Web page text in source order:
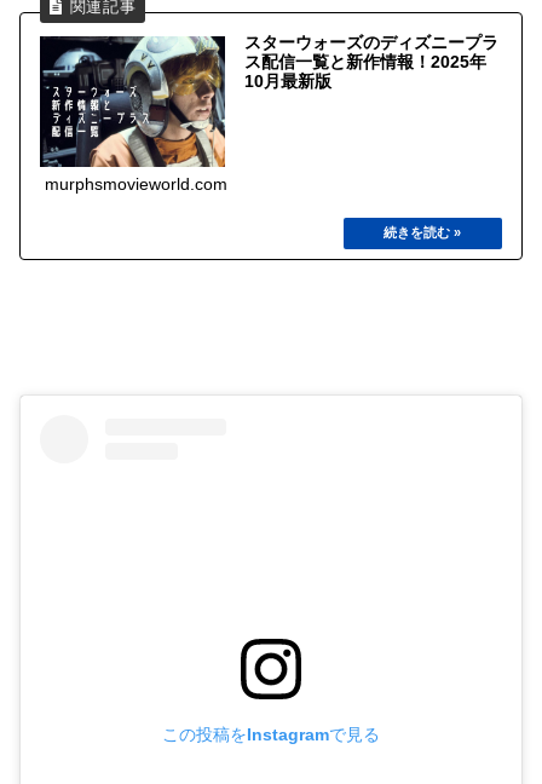
スターウォーズのディズニープラ
ス配信一覧と新作情報！2025年
10月最新版
murphsmovieworld.com
この投稿をInstagramで見る